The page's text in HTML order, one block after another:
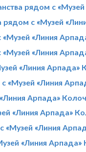
рядом с
рядом с «Музей
«Линия
«Линия
«Линия Арпада»
«Музей «Линия
Арпада»
«Линия Арпада»
«Музей «Линия
«Линия Арпада»